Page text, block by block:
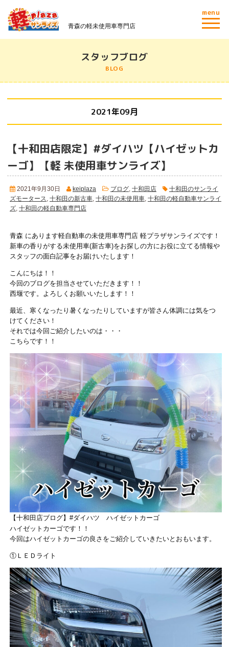
青森の軽未使用車専門店
menu
スタッフブログ
BLOG
2021年09月
【十和田店限定】#ダイハツ【ハイゼットカ
ーゴ】
【軽 未使用車サンライズ】
2021年9月30日 keiplaza ブログ 十和田店
十和田のサンライ
ズモータース
十和田の新古車 十和田の未使用車 十和田の軽自動車サンライ
ズ 十和田の軽自動車専門店
青森 にあります軽自動車の未使用車専門店 軽プラザサンライズです！
新車の香りがする未使用車(新古車)をお探しの方にお役に立てる情報や
スタッフの面白記事をお届けいたします！
こんにちは！！
今回のブログを担当させていただきます！！
西堰です。よろしくお願いいたします！！
最近、寒くなったり暑くなったりしていますが皆さん体調には気をつ
けてください！
それでは今回ご紹介したいのは・・・
こちらです！！
【十和田店ブログ】#ダイハツ ハイゼットカーゴ
ハイゼットカーゴです！！
今回はハイゼットカーゴの良さをご紹介していきたいとおもいます。
①ＬＥＤライト